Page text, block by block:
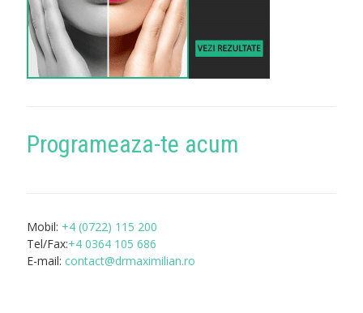
Programeaza-te acum
Mobil: +4 (0722) 115 200
Tel/Fax:+4 0364 105 686
E-mail: contact@drmaximilian.ro